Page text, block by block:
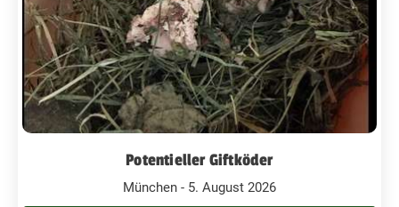
Potentieller Giftköder
München - 5. August 2026